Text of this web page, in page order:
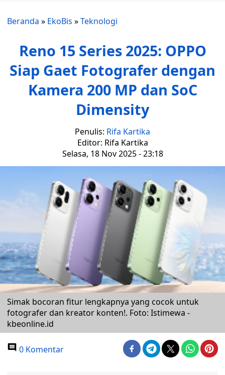
Beranda » EkoBis »Teknologi
Reno 15 Series 2025: OPPO
Siap Gaet Fotografer dengan
Kamera 200 MP dan SoC
Dimensity
Penulis: Rifa Kartika
Editor: Rifa Kartika
Selasa, 18 Nov 2025 - 23:18
Simak bocoran fitur lengkapnya yang cocok untuk
fotografer dan kreator konten!. Foto: Istimewa -
kbeonline.id
0 Komentar